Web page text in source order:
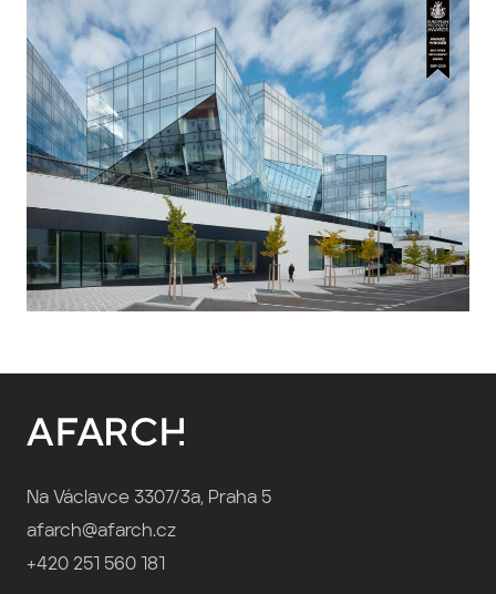
Na Václavce 3307/3a, Praha 5
afarch@afarch.cz
+420 251 560 181